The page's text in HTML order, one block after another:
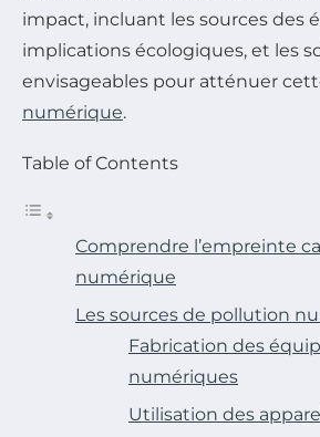
impact, incluant les sources des
implications écologiques, et les
envisageables pour atténuer
numérique.
Table of Contents
Comprendre l’empreinte
numérique
Les sources de pollution
Fabrication des
numériques
Utilisation des